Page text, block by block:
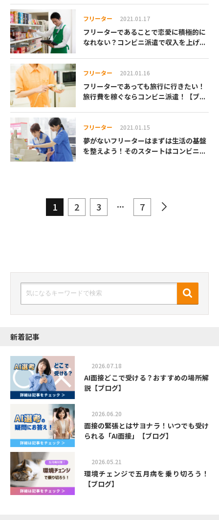
フリーター 2021.01.17
フリーターであることで恋愛に積極的に
なれない？コンビニ派遣で収入を上げ...
フリーター 2021.01.16
フリーターであっても旅行に行きたい！
旅行費を稼ぐならコンビニ派遣！【ブ...
フリーター 2021.01.15
夢がないフリーターはまずは生活の基盤
を整えよう！そのスタートはコンビニ...
1 2 3 ... 7
新着記事
2026.07.18
AI面接どこで受ける？おすすめの場所解
説【ブログ】
2026.06.20
面接の緊張とはサヨナラ！いつでも受け
られる「AI面接」【ブログ】
2026.05.21
環境チェンジで五月病を乗り切ろう！
【ブログ】